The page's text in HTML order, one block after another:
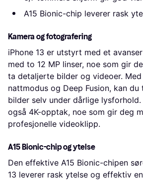
A15 Bionic-chip leverer rask
Kamera og fotografering
iPhone 13 er utstyrt med et
med to 12 MP linser, noe som gir
ta detaljerte bilder og videoer.
nattmodus og Deep Fusion, kan du
bilder selv under dårlige
også 4K-opptak, noe som gir deg
profesjonelle videoklipp.
A15 Bionic-chip og ytelse
Den effektive A15 Bionic-chipen
13 leverer rask ytelse og effektiv